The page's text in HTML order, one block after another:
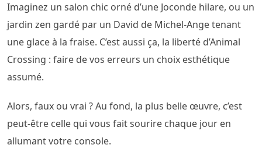
Imaginez un salon chic orné d’une Joconde hilare, ou un
jardin zen gardé par un David de Michel-Ange tenant
une glace à la fraise. C’est aussi ça, la liberté d’Animal
Crossing : faire de vos erreurs un choix esthétique
assumé.
Alors, faux ou vrai ? Au fond, la plus belle œuvre, c’est
peut-être celle qui vous fait sourire chaque jour en
allumant votre console.